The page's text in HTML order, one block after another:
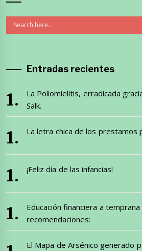
Entradas recientes
La Poliomielitis, erradicada
Salk.
La letra chica de los prestamos
¡Feliz día de las infancias!
Educación financiera a
recomendaciones:
El Mapa de Arsénico generado